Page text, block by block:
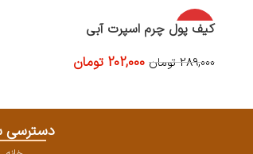
-30%
اتمام موج
کیف پول چرم اسپرت آبی
289,000 تومان 202,000 تومان
دسترسی